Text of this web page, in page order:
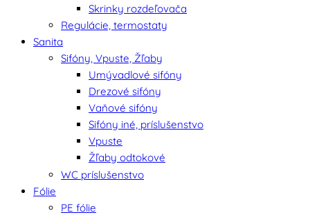
Skrinky rozdeľovača
Regulácie, termostaty
Sanita
Sifóny, Vpuste, Žľaby
Umývadlové sifóny
Drezové sifóny
Vaňové sifóny
Sifóny iné, príslušenstvo
Vpuste
Žľaby odtokové
WC príslušenstvo
Fólie
PE fólie